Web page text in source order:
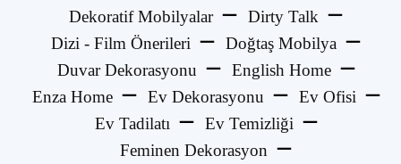
Dekoratif Mobilyalar
Dirty Talk
Dizi - Film Önerileri
Doğtaş Mobilya
Duvar Dekorasyonu
English Home
Enza Home
Ev Dekorasyonu
Ev Ofisi
Ev Tadilatı
Ev Temizliği
Feminen Dekorasyon